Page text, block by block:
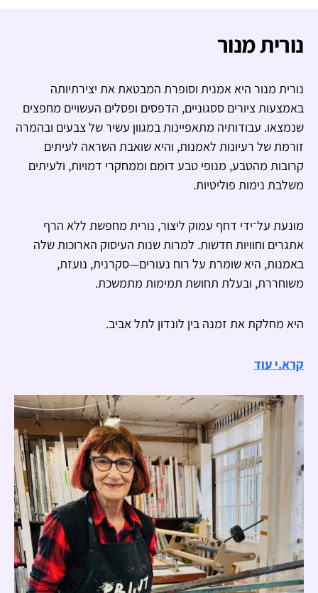
נורית מנור
נורית מנור היא אמנית וסופרת המבטאת את יצירתיותה
באמצעות ציורים ססגוניים, הדפסים ופסלים העשויים מחפצים
שנמצאו. עבודותיה מתאפיינות במגוון עשיר של צבעים ובהמרה
זורמת של רעיונות לאמנות, והיא שואבת השראה לעיתים
קרובות מהטבע, מנופי טבע דומם וממחקרי דמויות, ולעיתים
משלבת נימות פוליטיות.
מונעת על־ידי דחף עמוק ליצור, נורית מחפשת ללא הרף
אתגרים וחוויות חדשות. למרות שנות העיסוק הארוכות שלה
באמנות, היא שומרת על רוח נעורים—סקרנית, נועזת,
משוחררת, ובעלת תחושת תמימות מתמשכת.
היא מחלקת את זמנה בין לונדון לתל אביב.
קרא.י עוד